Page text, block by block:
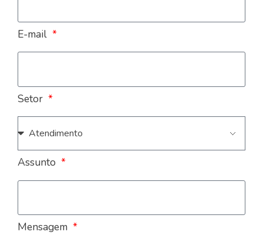
E-mail
Setor
Assunto
Mensagem